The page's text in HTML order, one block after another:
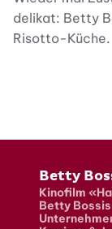
delikat: Betty
Risotto-Küche.
Fusszeile
Betty
Kinofilm
Betty